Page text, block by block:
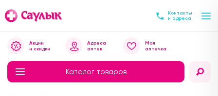
Контакты
и адреса
Каталог товаров
Акции
и скидки
Адреса
аптек
Моя
аптечка